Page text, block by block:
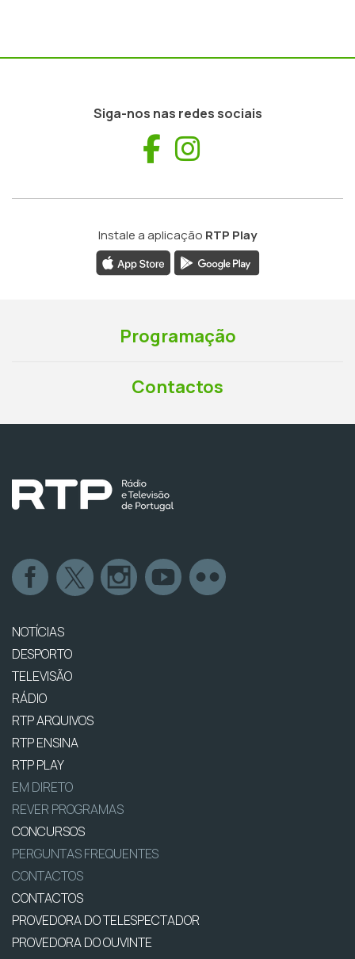
Siga-nos nas redes sociais
Facebook
Instale a aplicação RTP Play
Programação
Contactos
NOTÍCIAS
DESPORTO
TELEVISÃO
RÁDIO
RTP ARQUIVOS
RTP ENSINA
RTP PLAY
EM DIRETO
REVER PROGRAMAS
CONCURSOS
PERGUNTAS FREQUENTES
CONTACTOS
CONTACTOS
PROVEDORA DO TELESPECTADOR
PROVEDORA DO OUVINTE